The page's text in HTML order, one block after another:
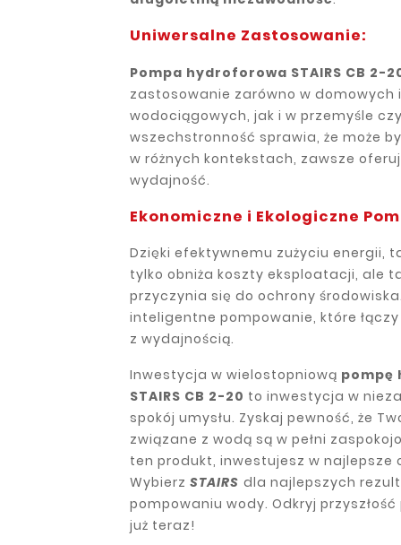
Uniwersalne Zastosowanie:
Pompa hydroforowa STAIRS CB 2-
zastosowanie zarówno w
wodociągowych, jak i w przemyśle
wszechstronność sprawia, że może
w różnych kontekstach, zawsze
wydajność.
Ekonomiczne i Ekologiczne
Dzięki efektywnemu zużyciu energii,
tylko obniża koszty eksploatacji, ale
przyczynia się do ochrony
inteligentne pompowanie, które
z wydajnością.
Inwestycja w wielostopniową pompę
STAIRS CB 2-20 to inwestycja w
spokój umysłu. Zyskaj pewność, że
związane z wodą są w pełni
ten produkt, inwestujesz w najlepsze
Wybierz STAIRS dla najlepszych
pompowaniu wody. Odkryj
już teraz!